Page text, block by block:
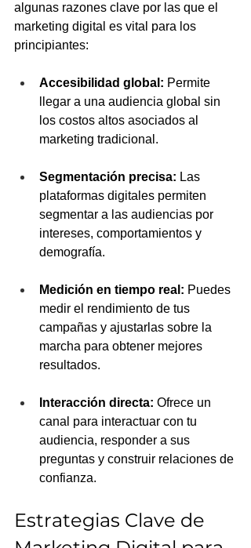
algunas razones clave por las que el
marketing digital es vital para los
principiantes:
Accesibilidad global: Permite
llegar a una audiencia global sin
los costos altos asociados al
marketing tradicional.
Segmentación precisa: Las
plataformas digitales permiten
segmentar a las audiencias por
intereses, comportamientos y
demografía.
Medición en tiempo real: Puedes
medir el rendimiento de tus
campañas y ajustarlas sobre la
marcha para obtener mejores
resultados.
Interacción directa: Ofrece un
canal para interactuar con tu
audiencia, responder a sus
preguntas y construir relaciones de
confianza.
Estrategias Clave de